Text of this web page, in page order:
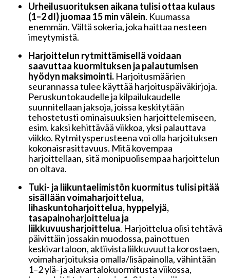
Urheilusuorituksen aikana tulisi ottaa kulaus
(1–2 dl) juomaa 15 min välein. Kuumassa
enemmän. Vältä sokeria, joka haittaa nesteen
imeytymistä.
Harjoittelun rytmittämisellä voidaan
saavuttaa kuormituksen ja palautumisen
hyödyn maksimointi. Harjoitusmäärien
seurannassa tulee käyttää harjoituspäiväkirjoja.
Peruskuntokaudelle ja kilpailukaudelle
suunnitellaan jaksoja, joissa keskitytään
tehostetusti ominaisuuksien harjoittelemiseen,
esim. kaksi kehittävää viikkoa, yksi palauttava
viikko. Rytmitysperusteena voi olla harjoituksen
kokonaisrasittavuus. Mitä kovempaa
harjoittellaan, sitä monipuolisempaa harjoittelun
on oltava.
Tuki- ja liikuntaelimistön kuormitus tulisi pitää
sisällään voimaharjoittelua,
lihaskuntoharjoittelua, hyppelyjä,
tasapainoharjoittelua ja
liikkuvuusharjoittelua. Harjoittelua olisi tehtävä
päivittäin jossakin muodossa, painottuen
keskivartaloon, aktiivista liikkuvuutta korostaen,
voimaharjoituksia omalla/lisäpainolla, vähintään
1–2 ylä- ja alavartalokuormitusta viikossa,